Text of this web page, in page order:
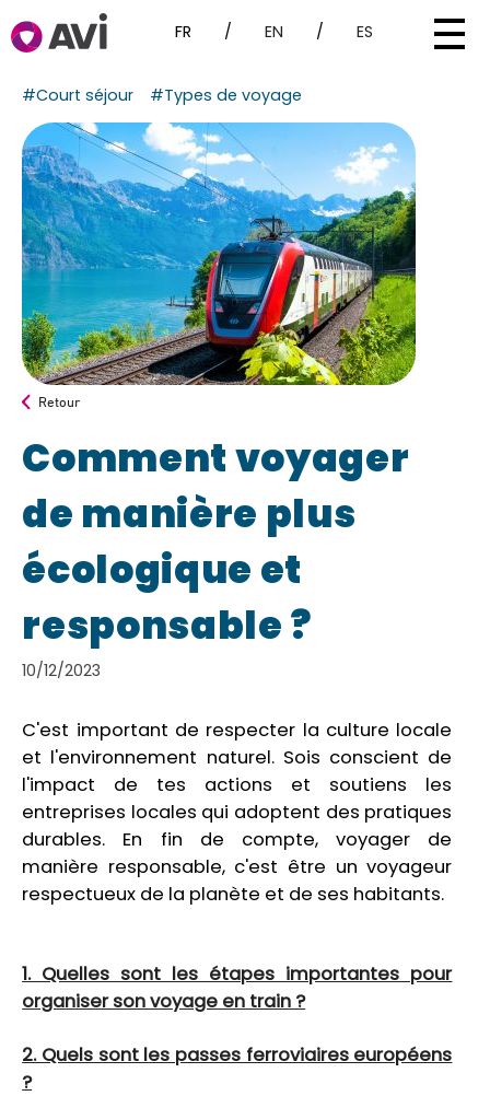
FR / EN / ES
#Court séjour #Types de voyage
Retour
Comment voyager
de manière plus
écologique et
responsable ?
10/12/2023
C'est important de respecter la culture locale
et l'environnement naturel. Sois conscient de
l'impact de tes actions et soutiens les
entreprises locales qui adoptent des pratiques
durables. En fin de compte, voyager de
manière responsable, c'est être un voyageur
respectueux de la planète et de ses habitants.
1. Quelles sont les étapes importantes pour
organiser son voyage en train ?
2. Quels sont les passes ferroviaires européens
?